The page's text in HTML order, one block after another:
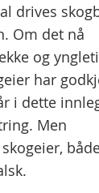
drives
Om det nå
og
har
i dette
Men